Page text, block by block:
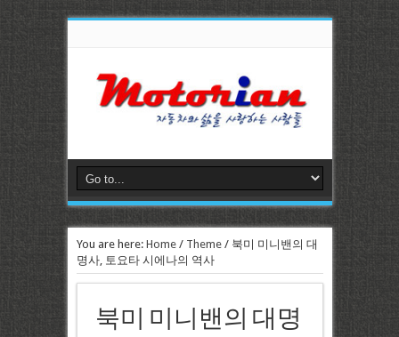
You are here: Home/ Theme/ 북미 미니밴의 대
명사, 토요타 시에나의 역사
북미 미니밴의 대명